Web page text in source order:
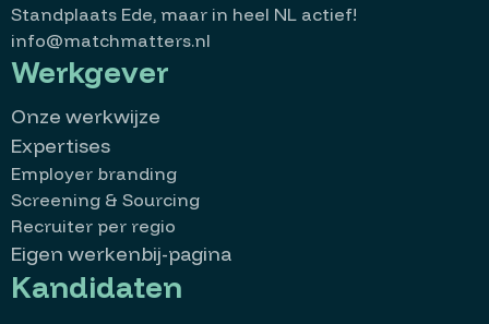
Standplaats Ede, maar in heel NL actief!
info@matchmatters.nl
Werkgever
Onze werkwijze
Expertises
Employer branding
Screening & Sourcing
Recruiter per regio
Eigen werkenbij-pagina
Kandidaten